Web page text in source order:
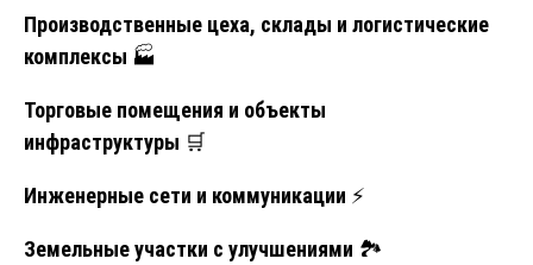
Производственные цеха, склады и логистические
комплексы 🏭
Торговые помещения и объекты
инфраструктуры 🛒
Инженерные сети и коммуникации ⚡
Земельные участки с улучшениями 🏞️